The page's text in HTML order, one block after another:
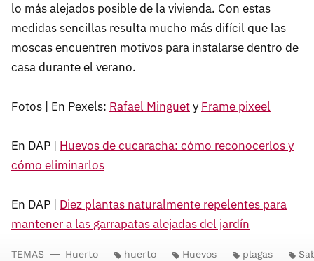
lo más alejados posible de la vivienda. Con estas
medidas sencillas resulta mucho más difícil que las
moscas encuentren motivos para instalarse dentro de
casa durante el verano.
Fotos | En Pexels: Rafael Minguety Frame pixeel
En DAP | Huevos de cucaracha: cómo reconocerlos y
cómo eliminarlos
En DAP | Diez plantas naturalmente repelentes para
mantener a las garrapatas alejadas del jardín
TEMAS Huerto huerto Huevos plagas